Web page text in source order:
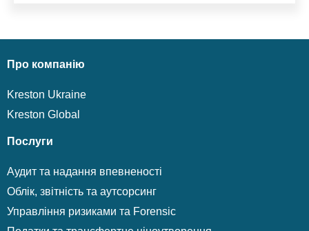
Про компанію
Kreston Ukraine
Kreston Global
Послуги
Аудит та надання впевненості
Облік, звітність та аутсорсинг
Управління ризиками та Forensic